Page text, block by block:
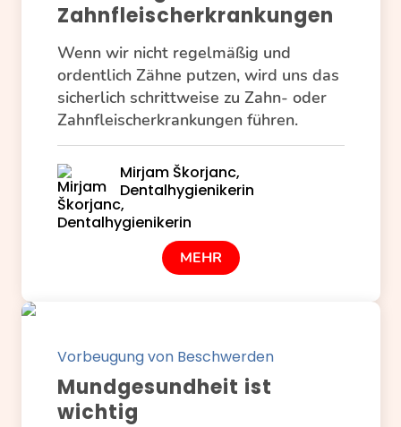
Zahnfleischerkrankungen
Wenn wir nicht regelmäßig und
ordentlich Zähne putzen, wird uns das
sicherlich schrittweise zu Zahn- oder
Zahnfleischerkrankungen führen.
Mirjam Škorjanc,
Dentalhygienikerin
MEHR
Vorbeugung von Beschwerden
Mundgesundheit ist
wichtig